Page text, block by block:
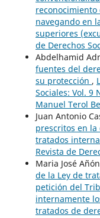
reconocimiento
navegando en
superiores
de Derechos
Abdelhamid
fuentes del
su protección ,
Sociales: Vol. 9
Manuel Terol
Juan Antonio
prescritos en
tratados
Revista de
Maria José
de la Ley de
petición del
internamente
tratados de